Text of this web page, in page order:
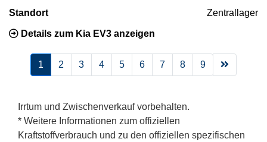
Standort Zentrallager
Details zum Kia EV3 anzeigen
1 2 3 4 5 6 7 8 9
Irrtum und Zwischenverkauf vorbehalten.
* Weitere Informationen zum offiziellen
Kraftstoffverbrauch und zu den offiziellen spezifischen